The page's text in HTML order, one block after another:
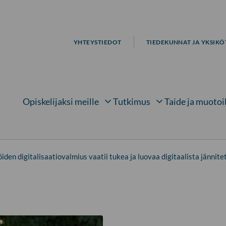
YHTEYSTIEDOT TIEDEKUNNAT JA
Avaa alavalikko kohteelle
Opiskelijaksi meille
Avaa alavalikko
Tutkimus Taide ja
digitalisaatiovalmius vaatii tukea ja luovaa digitaalista